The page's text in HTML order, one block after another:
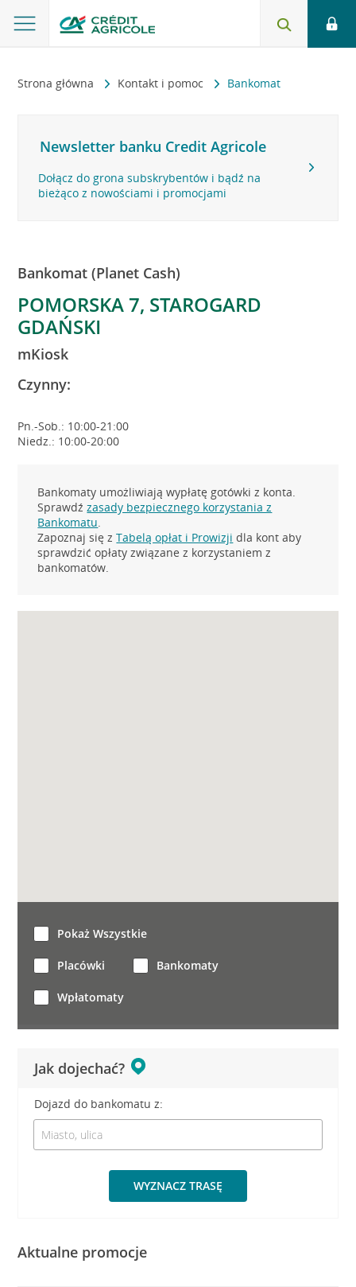
Strona główna Kontakt i pomoc Bankomat
Newsletter banku Credit Agricole
Dołącz do grona subskrybentów i bądź na
bieżąco z nowościami i promocjami
Bankomat (Planet Cash)
POMORSKA 7, STAROGARD
GDAŃSKI
mKiosk
Czynny:
Pn.-Sob.: 10:00-21:00
Niedz.: 10:00-20:00
Bankomaty umożliwiają wypłatę gotówki z konta.
Sprawdźzasady bezpiecznego korzystania z
Bankomatu.
Zapoznaj się zTabelą opłat i Prowizji dla kont aby
sprawdzić opłaty związane z korzystaniem z
bankomatów.
Jak dojechać?
Dojazd do bankomatu z:
WYZNACZ TRASĘ
Pokaż Wszystkie
Placówki Bankomaty
Wpłatomaty
Aktualne promocje